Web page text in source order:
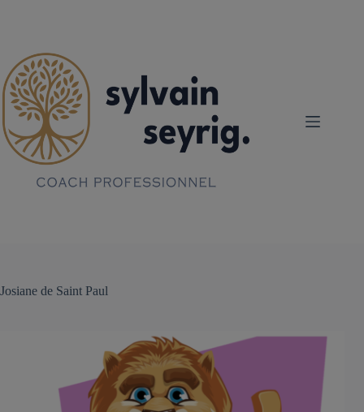
Josiane de Saint Paul